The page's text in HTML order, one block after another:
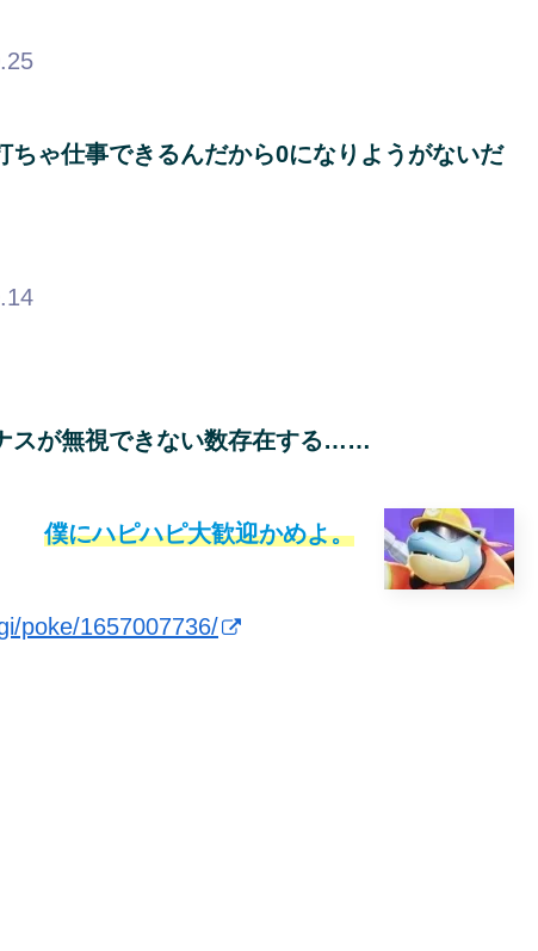
ゃ仕事できるんだから0になりようがないだ
スが無視できない数存在する……
僕にハピハピ大歓迎かめよ。
poke/1657007736/